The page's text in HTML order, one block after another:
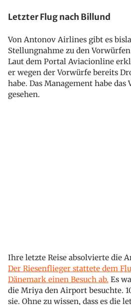
Letzter Flug nach Billund
Von Antonov Airlines gibt es
Stellungnahme zu den
Laut dem Portal Aviacionline
er wegen der Vorwürfe bereits
habe. Das Management habe
gesehen.
Ihre letzte Reise absolvierte die
Der Riesenflieger stattete dem
Dänemark einen Besuch ab. Es
die Mriya den Airport besuchte.
sie. Ohne zu wissen, dass es die